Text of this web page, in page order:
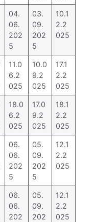
04.
06.
202
5
03.
09.
202
5
10.1
2.2
025
11.0
6.2
025
10.0
9.2
025
17.1
2.2
025
18.0
6.2
025
17.0
9.2
025
18.1
2.2
025
06.
06.
202
5
05.
09.
202
5
12.1
2.2
025
06.
06.
202
05.
09.
202
12.1
2.2
025